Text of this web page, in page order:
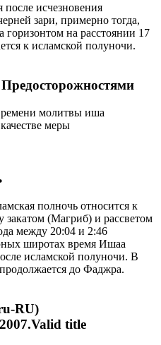
исчезновения
зари, примерно тогда,
горизонтом на расстоянии 17
к исламской полуночи.
молитвы иша
меры
полночь относится к
закатом (Магриб) и рассветом
между 20:04 и 2:46
широтах время Ишаа
исламской полуночи. В
до Фаджра.
RU)
title